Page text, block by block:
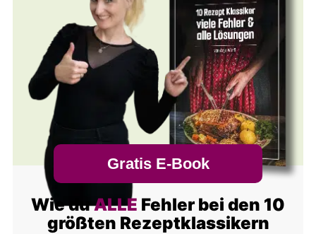
Gratis E-Book
Wie duALLE Fehler bei den 10
größten Rezeptklassikern